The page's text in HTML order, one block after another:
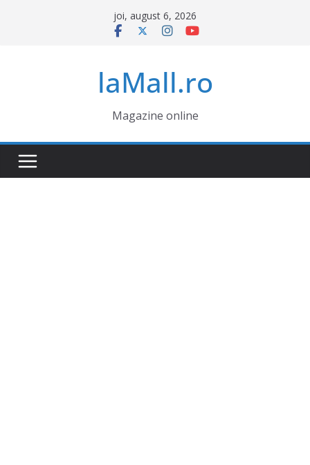
joi, august 6, 2026
laMall.ro
Magazine online